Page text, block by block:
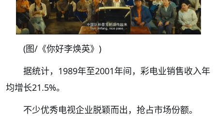
(图/《你好李焕英》)
据统计， 1989年至2001年间，彩电业销售收入年
均增长21.5%。
不少优秀电视企业脱颖而出， 抢占市场份额。